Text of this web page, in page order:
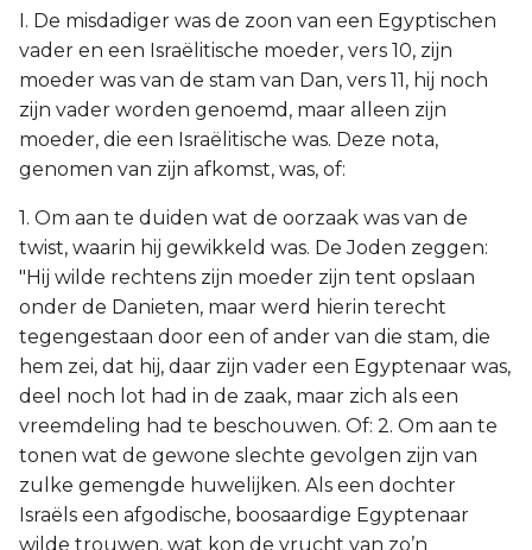
I. De misdadiger was de zoon van een Egyptischen
vader en een Israëlitische moeder, vers 10, zijn
moeder was van de stam van Dan, vers 11, hij noch
zijn vader worden genoemd, maar alleen zijn
moeder, die een Israëlitische was. Deze nota,
genomen van zijn afkomst, was, of:
1. Om aan te duiden wat de oorzaak was van de
twist, waarin hij gewikkeld was. De Joden zeggen:
"Hij wilde rechtens zijn moeder zijn tent opslaan
onder de Danieten, maar werd hierin terecht
tegengestaan door een of ander van die stam, die
hem zei, dat hij, daar zijn vader een Egyptenaar was,
deel noch lot had in de zaak, maar zich als een
vreemdeling had te beschouwen. Of: 2. Om aan te
tonen wat de gewone slechte gevolgen zijn van
zulke gemengde huwelijken. Als een dochter
Israëls een afgodische, boosaardige Egyptenaar
wilde trouwen, wat kon de vrucht van zo’n